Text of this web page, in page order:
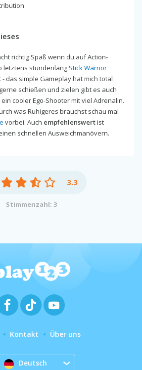
richtig Spaß wenn du auf Action-
letztens stundenlang Stick Warrior
- das simple Gameplay hat mich total
schießen und zielen gibt es auch
ein cooler Ego-Shooter mit viel Adrenalin.
was Ruhigeres brauchst schau mal
vorbei. Auch empfehlenswertist
schnellen Ausweichmanövern.
3.3
Stimmenzahl: 3
Kontakt Über uns
Deutsch